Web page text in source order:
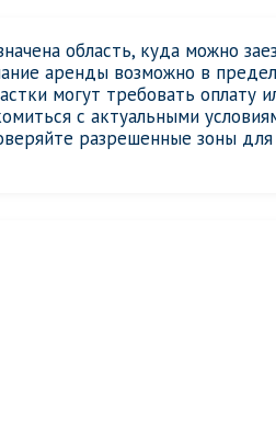
область, куда можно
аренды возможно в
могут требовать оплату
с актуальными
разрешенные зоны